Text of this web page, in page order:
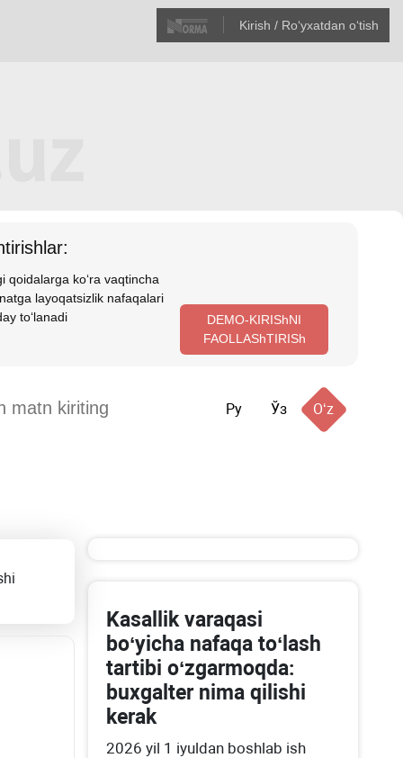
Kirish / Roʻyхatdan oʻtish
qoidalarga koʻra vaqtincha
layoqatsizlik nafaqalari
toʻlanadi
DEMO-KIRIShNI
FAOLLAShTIRISh
Ру Ўз Oʻz
Kasallik varaqasi
boʻyicha nafaqa toʻlash
tartibi oʻzgarmoqda:
buхgalter nima qilishi
kerak
2026 yil 1 iyuldan boshlab ish